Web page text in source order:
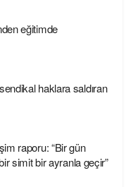
eğitimde
haklara saldıran
raporu: “Bir gün
simit bir ayranla geçir”